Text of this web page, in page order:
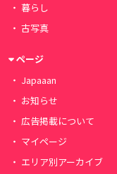
暮らし
古写真
ページ
Japaaan
お知らせ
広告掲載について
マイページ
エリア別アーカイブ